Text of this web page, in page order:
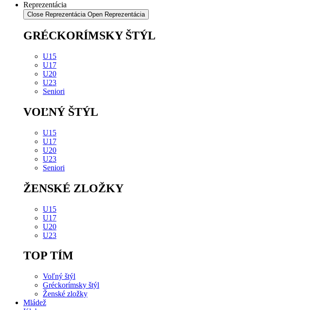
Reprezentácia
Close Reprezentácia Open Reprezentácia
GRÉCKORÍMSKY ŠTÝL
U15
U17
U20
U23
Seniori
VOĽNÝ ŠTÝL
U15
U17
U20
U23
Seniori
ŽENSKÉ ZLOŽKY
U15
U17
U20
U23
TOP TÍM
Voľný štýl
Gréckorímsky štýl
Ženské zložky
Mládež